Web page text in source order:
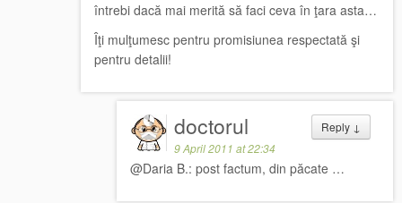
întrebi dacă mai merită să faci ceva în ţara asta…
Îţi mulţumesc pentru promisiunea respectată şi
pentru detalii!
Reply ↓
doctorul
9 April 2011 at 22:34
@Daria B.: post factum, din păcate …